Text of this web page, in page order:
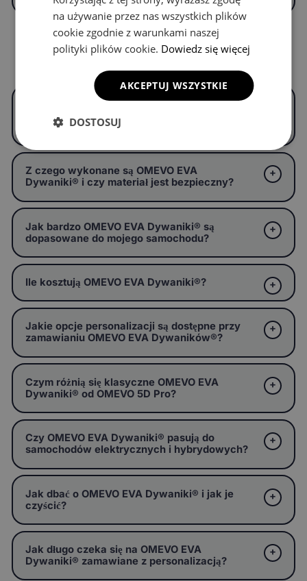
Częste pytania
Czym są OMEVO EVA Dywaniki® i czym
różnią się od zwykłych dywaników
samochodowych?
Z czego wykonane są OMEVO EVA
Dywaniki® i czy materiał jest bezpieczny?
Jak bardzo OMEVO EVA Dywaniki® są
dopasowane do mojego samochodu?
Ile kosztują OMEVO EVA Dywaniki®?
Jakie opcje personalizacji są dostępne przy
zamawianiu OMEVO EVA Dywaników®?
Czym różnią się klasyczne OMEVO EVA
Dywaniki® od OMEVO 5D Pro?
Czy OMEVO EVA Dywaniki® pasują do
samochodów elektrycznych i hybrydowych?
Jak dbać o OMEVO EVA Dywaniki® i jak je
czyścić?
Jak długo czeka się na OMEVO EVA
Dywaniki® zamawiane z personalizacją?
na używanie przez nas wszystkich plików
cookie zgodnie z warunkami naszej
polityki plików cookie. Dowiedz się więcej
AKCEPTUJ WSZYSTKIE
DOSTOSUJ